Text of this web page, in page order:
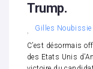
Trump.
Gilles Noubissie
C’est désormais
des Etats Unis